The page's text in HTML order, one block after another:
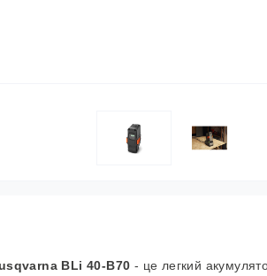
BLi 40-B70 - це легкий